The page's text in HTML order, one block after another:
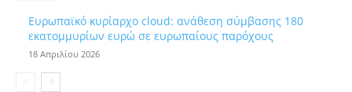
Ευρωπαϊκό κυρίαρχο cloud: ανάθεση σύμβασης 180
εκατομμυρίων ευρώ σε ευρωπαίους παρόχους
18 Απριλίου 2026